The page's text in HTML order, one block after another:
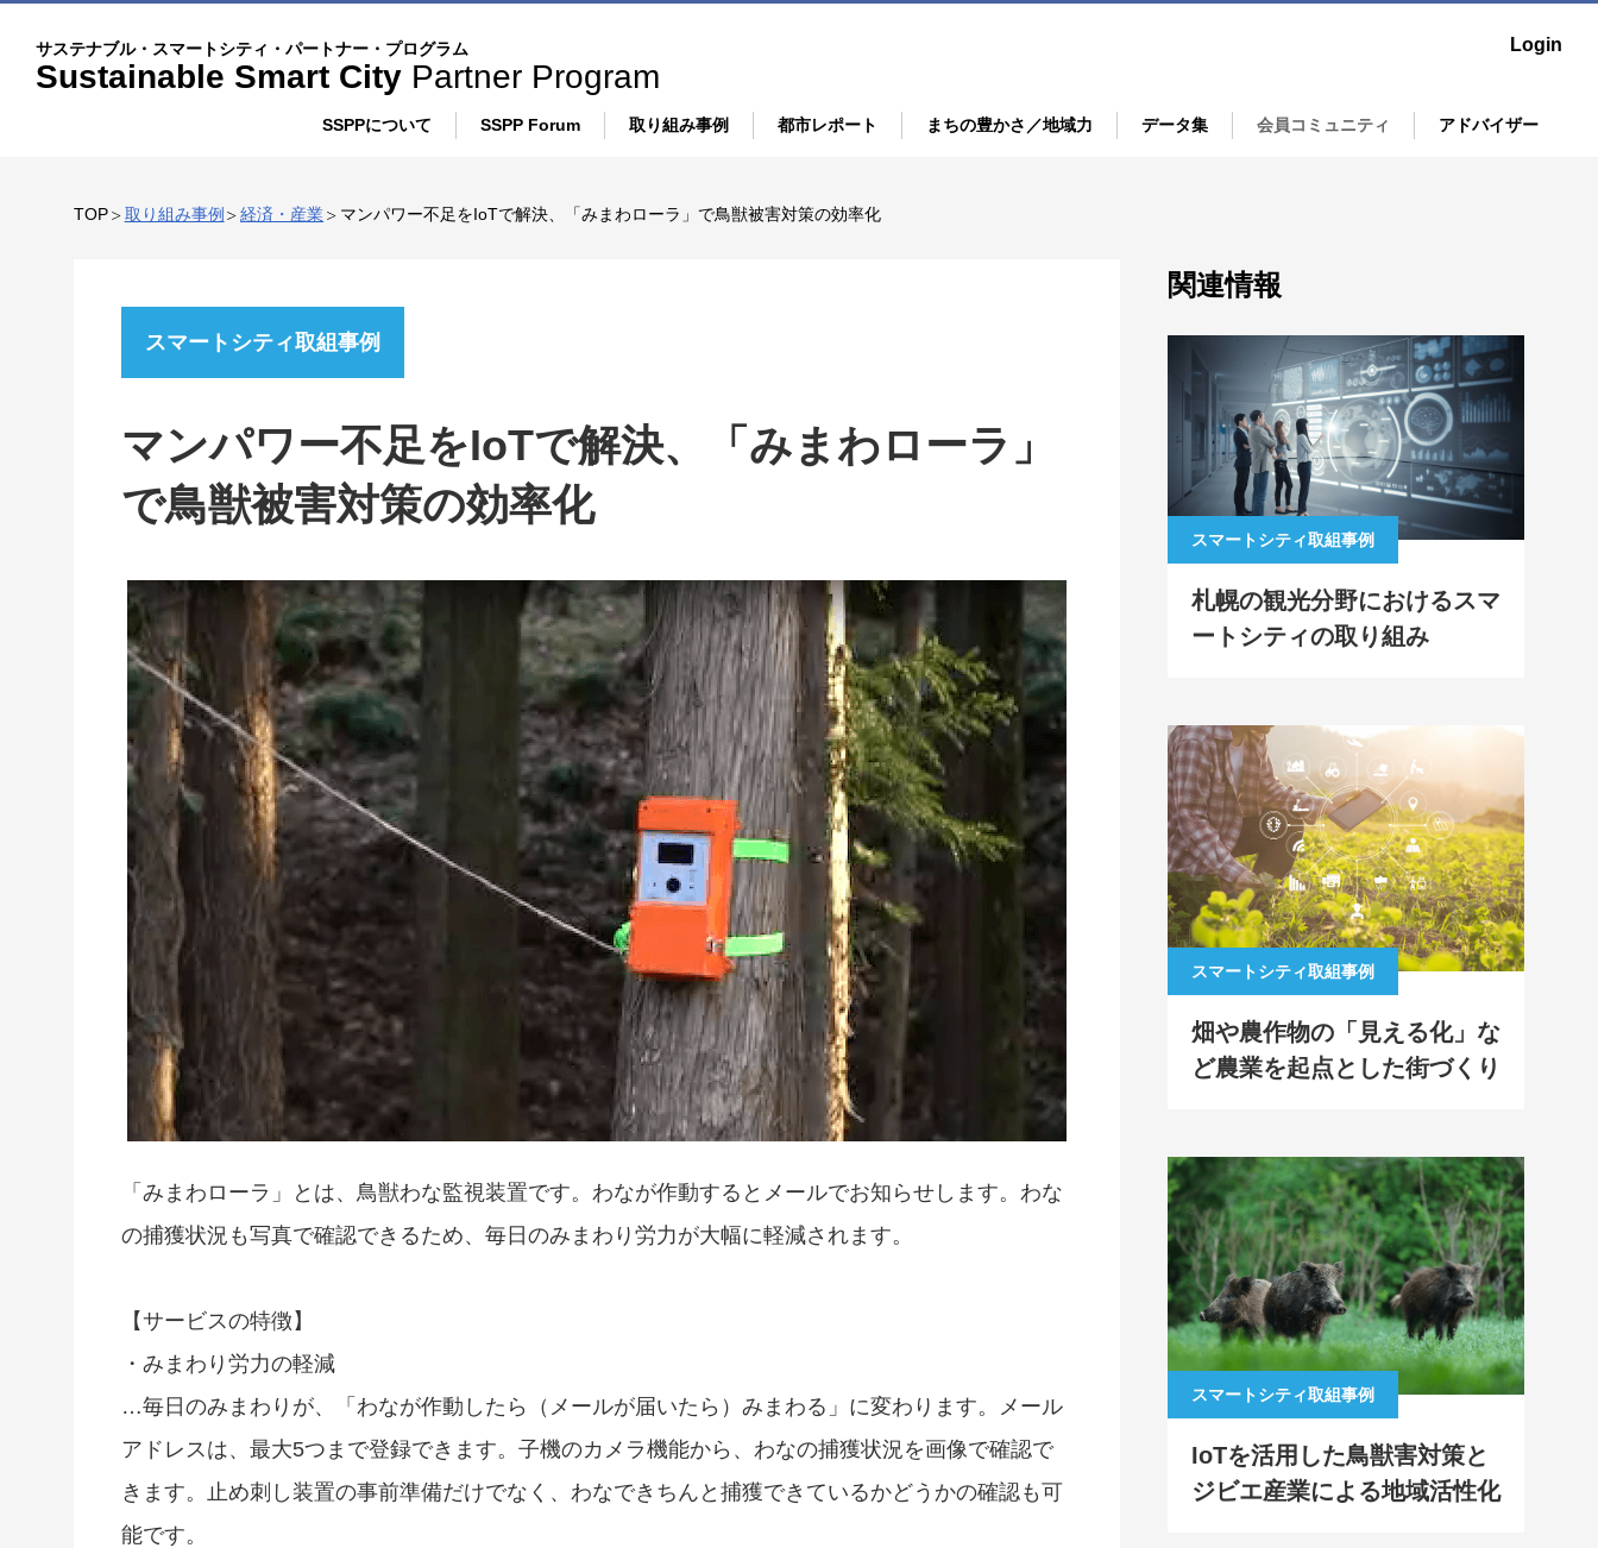
サステナブル・スマートシティ・パートナー・プログラム
Sustainable Smart City Partner Program
Login
SSPPについて SSPP Forum 取り組み事例
健康・医療・介護
ICT・コミュニケーション・データ
公共・安全・安心
都市レポート まちの豊かさ／地域力
ISO等国際標準規格認証取得
データ集 会員コミュニティ アドバイザー
TOP 取り組み事例 経済・産業 マンパワー不足をIoTで解決、「みまわローラ」で鳥獣被害対策の効率化
スマートシティ取組事例
マンパワー不足をIoTで解決、「みまわローラ」
で鳥獣被害対策の効率化
「みまわローラ」とは、鳥獣わな監視装置です。わなが作動するとメールでお知らせします。わな
の捕獲状況も写真で確認できるため、毎日のみまわり労力が大幅に軽減されます。
【サービスの特徴】
・みまわり労力の軽減
…毎日のみまわりが、「わなが作動したら（メールが届いたら）みまわる」に変わります。メール
アドレスは、最大5つまで登録できます。子機のカメラ機能から、わなの捕獲状況を画像で確認で
きます。止め刺し装置の事前準備だけでなく、わなできちんと捕獲できているかどうかの確認も可
能です。
関連情報
スマートシティ取組事例
札幌の観光分野におけるスマ
ートシティの取り組み
スマートシティ取組事例
畑や農作物の「見える化」な
ど農業を起点とした街づくり
スマートシティ取組事例
IoTを活用した鳥獣害対策と
ジビエ産業による地域活性化